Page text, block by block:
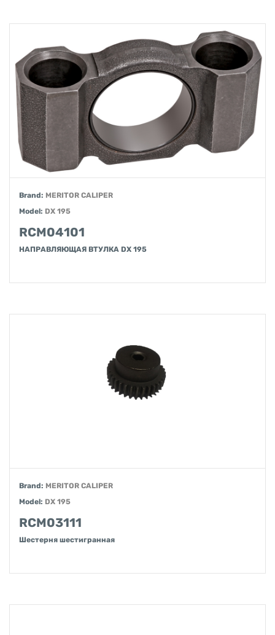
Brand: MERITOR CALIPER
Model: DX 195
RCM04101
НАПРАВЛЯЮЩАЯ ВТУЛКА DX 195
Brand: MERITOR CALIPER
Model: DX 195
RCM03111
Шестерня шестигранная